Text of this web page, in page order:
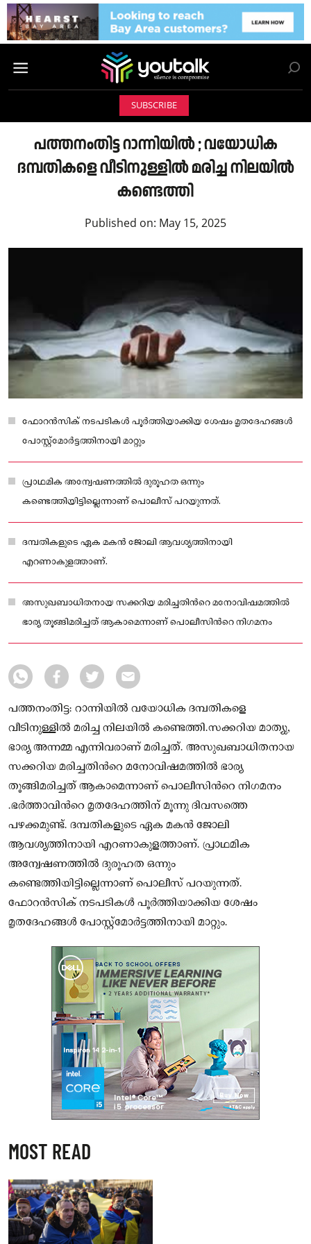
SUBSCRIBE
പത്തനംതിട്ട റാന്നിയിൽ ; വയോധിക
ദമ്പതികളെ വീടിനുള്ളിൽ മരിച്ച നിലയിൽ
കണ്ടെത്തി
Published on: May 15, 2025
ഫോറൻസിക് നടപടികൾ പൂർത്തിയാക്കിയ ശേഷം മൃതദേഹങ്ങൾ
പോസ്റ്റ്മോർട്ടത്തിനായി മാറ്റും
പ്രാഥമിക അന്വേഷണത്തിൽ ദുരൂഹത ഒന്നും
കണ്ടെത്തിയിട്ടില്ലെന്നാണ് പൊലീസ് പറയുന്നത്.
ദമ്പതികളുടെ ഏക മകൻ ജോലി ആവശ്യത്തിനായി
എറണാകുളത്താണ്.
അസുഖബാധിതനായ സക്കറിയ മരിച്ചതിന്‍റെ മനോവിഷമത്തിൽ
ഭാര്യ തൂങ്ങിമരിച്ചത് ആകാമെന്നാണ് പൊലീസിന്‍റെ നിഗമനം
പത്തനംതിട്ട: റാന്നിയിൽ വയോധിക ദമ്പതികളെ
വീടിനുള്ളിൽ മരിച്ച നിലയിൽ കണ്ടെത്തി.സക്കറിയ മാത്യു,
ഭാര്യ അന്നമ്മ എന്നിവരാണ് മരിച്ചത്. അസുഖബാധിതനായ
സക്കറിയ മരിച്ചതിന്‍റെ മനോവിഷമത്തിൽ ഭാര്യ
തൂങ്ങിമരിച്ചത് ആകാമെന്നാണ് പൊലീസിന്‍റെ നിഗമനം
.ഭർത്താവിന്‍റെ മൃതദേഹത്തിന് മൂന്നു ദിവസത്തെ
പഴക്കമുണ്ട്. ദമ്പതികളുടെ ഏക മകൻ ജോലി
ആവശ്യത്തിനായി എറണാകുളത്താണ്. പ്രാഥമിക
അന്വേഷണത്തിൽ ദുരൂഹത ഒന്നും
കണ്ടെത്തിയിട്ടില്ലെന്നാണ് പൊലീസ് പറയുന്നത്.
ഫോറൻസിക് നടപടികൾ പൂർത്തിയാക്കിയ ശേഷം
മൃതദേഹങ്ങൾ പോസ്റ്റ്മോർട്ടത്തിനായി മാറ്റും.
MOST READ